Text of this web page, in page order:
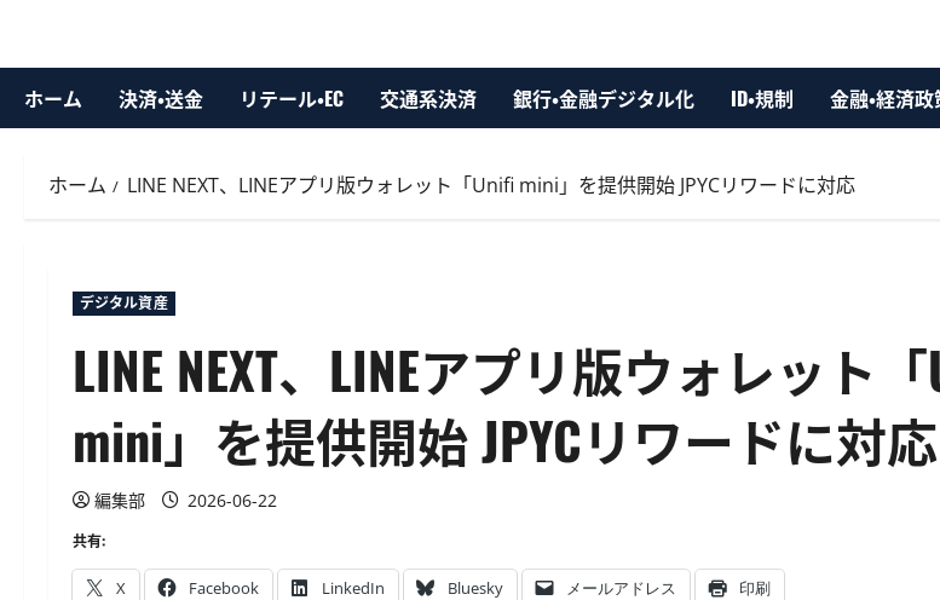
ホーム 決済・送金 リテール・EC 交通系決済 銀行・金融デジタル化 ID・規制 金融・経済
ホーム LINE NEXT、LINEアプリ版ウォレット「Unifi mini」を提供開始 JPYCリワードに対応
デジタル資産
LINE NEXT、LINEアプリ版ウォレット
mini」を提供開始 JPYCリワードに対応
編集部 2026-06-22
共有:
X Facebook LinkedIn Bluesky メールアドレス 印刷